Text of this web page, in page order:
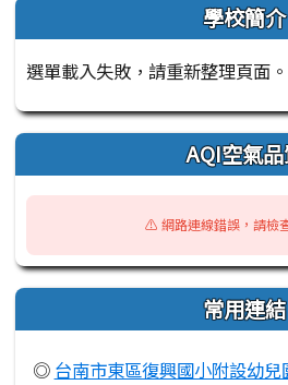
學校簡介
選單載入失敗，請重新整理頁面。
AQI空氣
⚠️ 網路連線錯誤，請檢
常用連結
◎ 台南市東區復興國小附設幼兒